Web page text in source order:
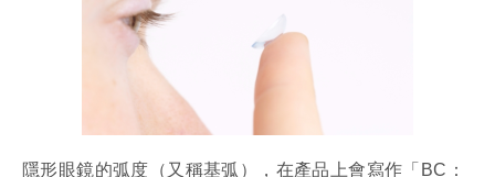
隱形眼鏡的弧度（又稱基弧），在產品上會寫作「BC：